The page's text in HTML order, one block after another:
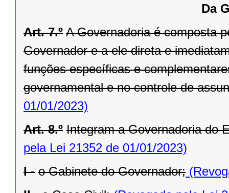
Da
Art. 7.º A Governadoria é composta
Governador e a ele direta e
funções específicas e
governamental e no controle de
01/01/2023)
Art. 8.º Integram a Governadoria do
pela Lei 21352 de 01/01/2023)
I - o Gabinete do Governador;